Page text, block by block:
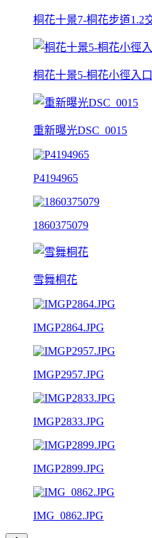
桐花十景7-桐花步道1.2
桐花十景5-桐花小徑入
重新曝光DSC_0015
P4194965
1860375079
雪舞桐花
IMGP2864.JPG
IMGP2957.JPG
IMGP2833.JPG
IMGP2899.JPG
IMG_0862.JPG